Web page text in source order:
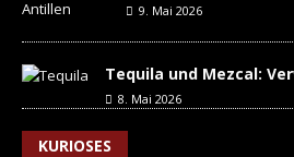
9. Mai 2026
Tequila und Mezcal:
8. Mai 2026
KURIOSES